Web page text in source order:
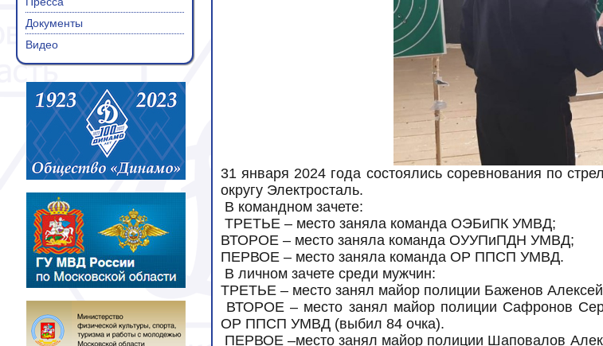
Документы
Видео
31 января 2024 года состоялись соревнования по
округу Электросталь.
В командном зачете:
ТРЕТЬЕ – место заняла команда ОЭБиПК УМВД;
ВТОРОЕ – место заняла команда ОУУПиПДН УМВД;
ПЕРВОЕ – место заняла команда ОР ППСП УМВД.
В личном зачете среди мужчин:
ТРЕТЬЕ – место занял майор полиции Баженов
ВТОРОЕ – место занял майор полиции Сафронов
ОР ППСП УМВД (выбил 84 очка).
ПЕРВОЕ –место занял майор полиции Шаповалов